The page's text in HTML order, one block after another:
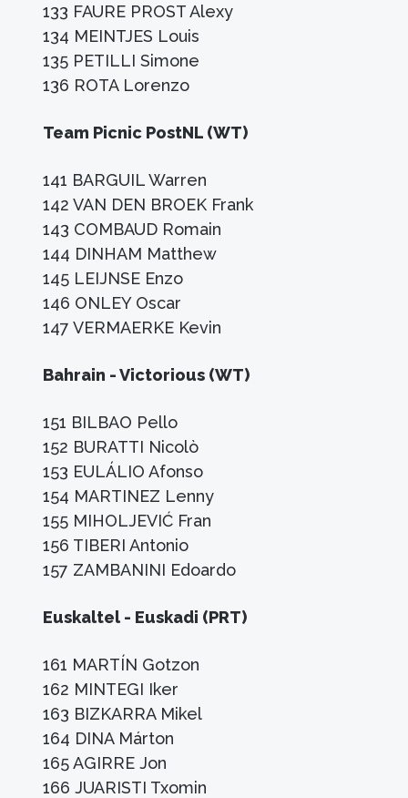
133 FAURE PROST Alexy
134 MEINTJES Louis
135 PETILLI Simone
136 ROTA Lorenzo
Team Picnic PostNL (WT)
141 BARGUIL Warren
142 VAN DEN BROEK Frank
143 COMBAUD Romain
144 DINHAM Matthew
145 LEIJNSE Enzo
146 ONLEY Oscar
147 VERMAERKE Kevin
Bahrain - Victorious (WT)
151 BILBAO Pello
152 BURATTI Nicolò
153 EULÁLIO Afonso
154 MARTINEZ Lenny
155 MIHOLJEVIĆ Fran
156 TIBERI Antonio
157 ZAMBANINI Edoardo
Euskaltel - Euskadi (PRT)
161 MARTÍN Gotzon
162 MINTEGI Iker
163 BIZKARRA Mikel
164 DINA Márton
165 AGIRRE Jon
166 JUARISTI Txomin